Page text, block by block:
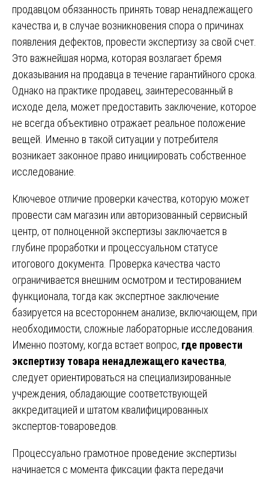
продавцом обязанность принять товар ненадлежащего
качества и, в случае возникновения спора о причинах
появления дефектов, провести экспертизу за свой счет.
Это важнейшая норма, которая возлагает бремя
доказывания на продавца в течение гарантийного срока.
Однако на практике продавец, заинтересованный в
исходе дела, может предоставить заключение, которое
не всегда объективно отражает реальное положение
вещей. Именно в такой ситуации у потребителя
возникает законное право инициировать собственное
исследование.
Ключевое отличие проверки качества, которую может
провести сам магазин или авторизованный сервисный
центр, от полноценной экспертизы заключается в
глубине проработки и процессуальном статусе
итогового документа. Проверка качества часто
ограничивается внешним осмотром и тестированием
функционала, тогда как экспертное заключение
базируется на всестороннем анализе, включающем, при
необходимости, сложные лабораторные исследования.
Именно поэтому, когда встает вопрос, где провести
экспертизу товара ненадлежащего качества,
следует ориентироваться на специализированные
учреждения, обладающие соответствующей
аккредитацией и штатом квалифицированных
экспертов-товароведов.
Процессуально грамотное проведение экспертизы
начинается с момента фиксации факта передачи